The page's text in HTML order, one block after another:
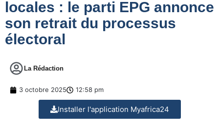
locales : le parti EPG annonce
son retrait du processus
électoral
La Rédaction
3 octobre 2025 12:58 pm
Installer l'application Myafrica24